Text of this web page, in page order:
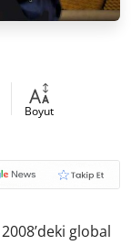
Boyut
global